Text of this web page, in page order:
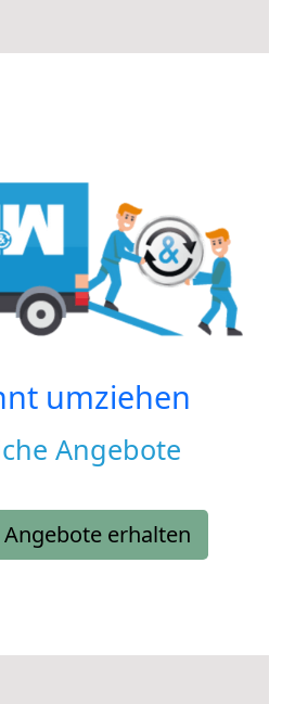
umziehen
Angebote
erhalten